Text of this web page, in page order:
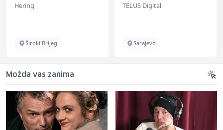
Hering
Široki Brijeg
renommiertes
TELUS Digital
Sarajevo
Možda vas zanima